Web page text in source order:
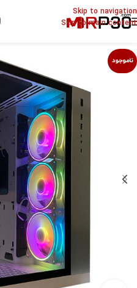
Skip to navigation
Skip to main content
ناموجود